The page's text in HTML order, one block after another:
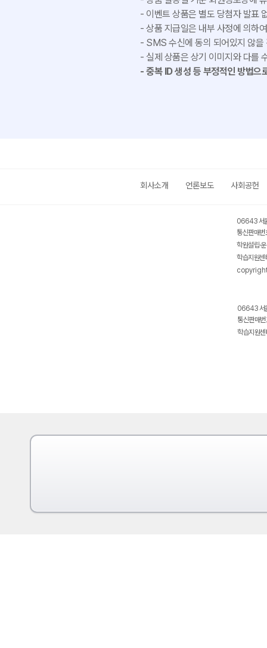
이벤트 상품은 별도 당첨자 발표
상품 지급일은 내부 사정에 의하
SMS 수신에 동의 되어있지 않을
실제 상품은 상기 이미지와 다를
중복 ID 생성 등 부정적인 방법으
회사소개 언론보도 사회공헌
06643 서
통신판매
학원설립·
학습지원
06643 서
통신판매
학습지원